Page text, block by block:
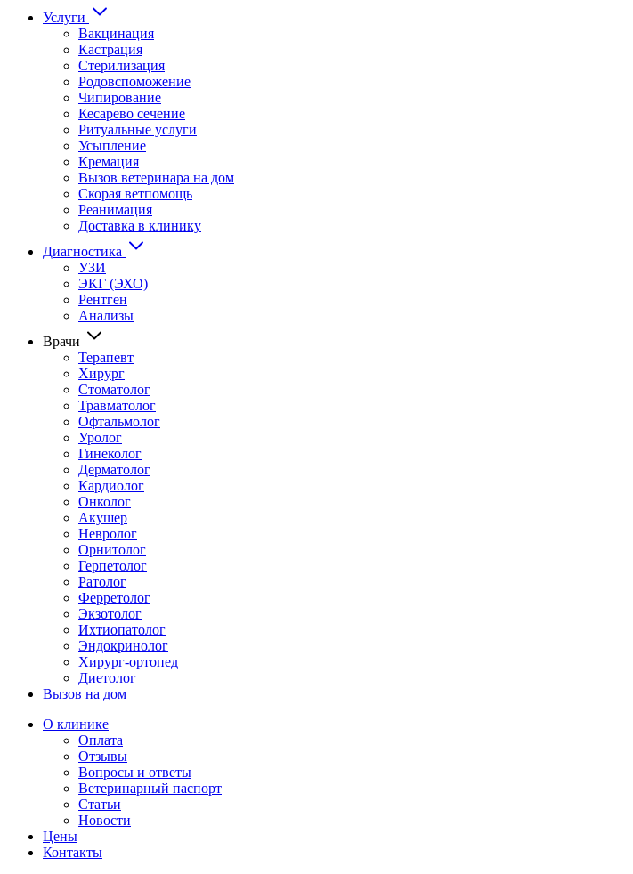
Услуги
Вакцинация
Кастрация
Стерилизация
Родовспоможение
Чипирование
Кесарево сечение
Ритуальные услуги
Усыпление
Кремация
Вызов ветеринара на дом
Скорая ветпомощь
Реанимация
Доставка в клинику
Диагностика
УЗИ
ЭКГ (ЭХО)
Рентген
Анализы
Врачи
Терапевт
Хирург
Стоматолог
Травматолог
Офтальмолог
Уролог
Гинеколог
Дерматолог
Кардиолог
Онколог
Акушер
Невролог
Орнитолог
Герпетолог
Ратолог
Ферретолог
Экзотолог
Ихтиопатолог
Эндокринолог
Хирург-ортопед
Диетолог
Вызов на дом
О клинике
Оплата
Отзывы
Вопросы и ответы
Ветеринарный паспорт
Статьи
Новости
Цены
Контакты